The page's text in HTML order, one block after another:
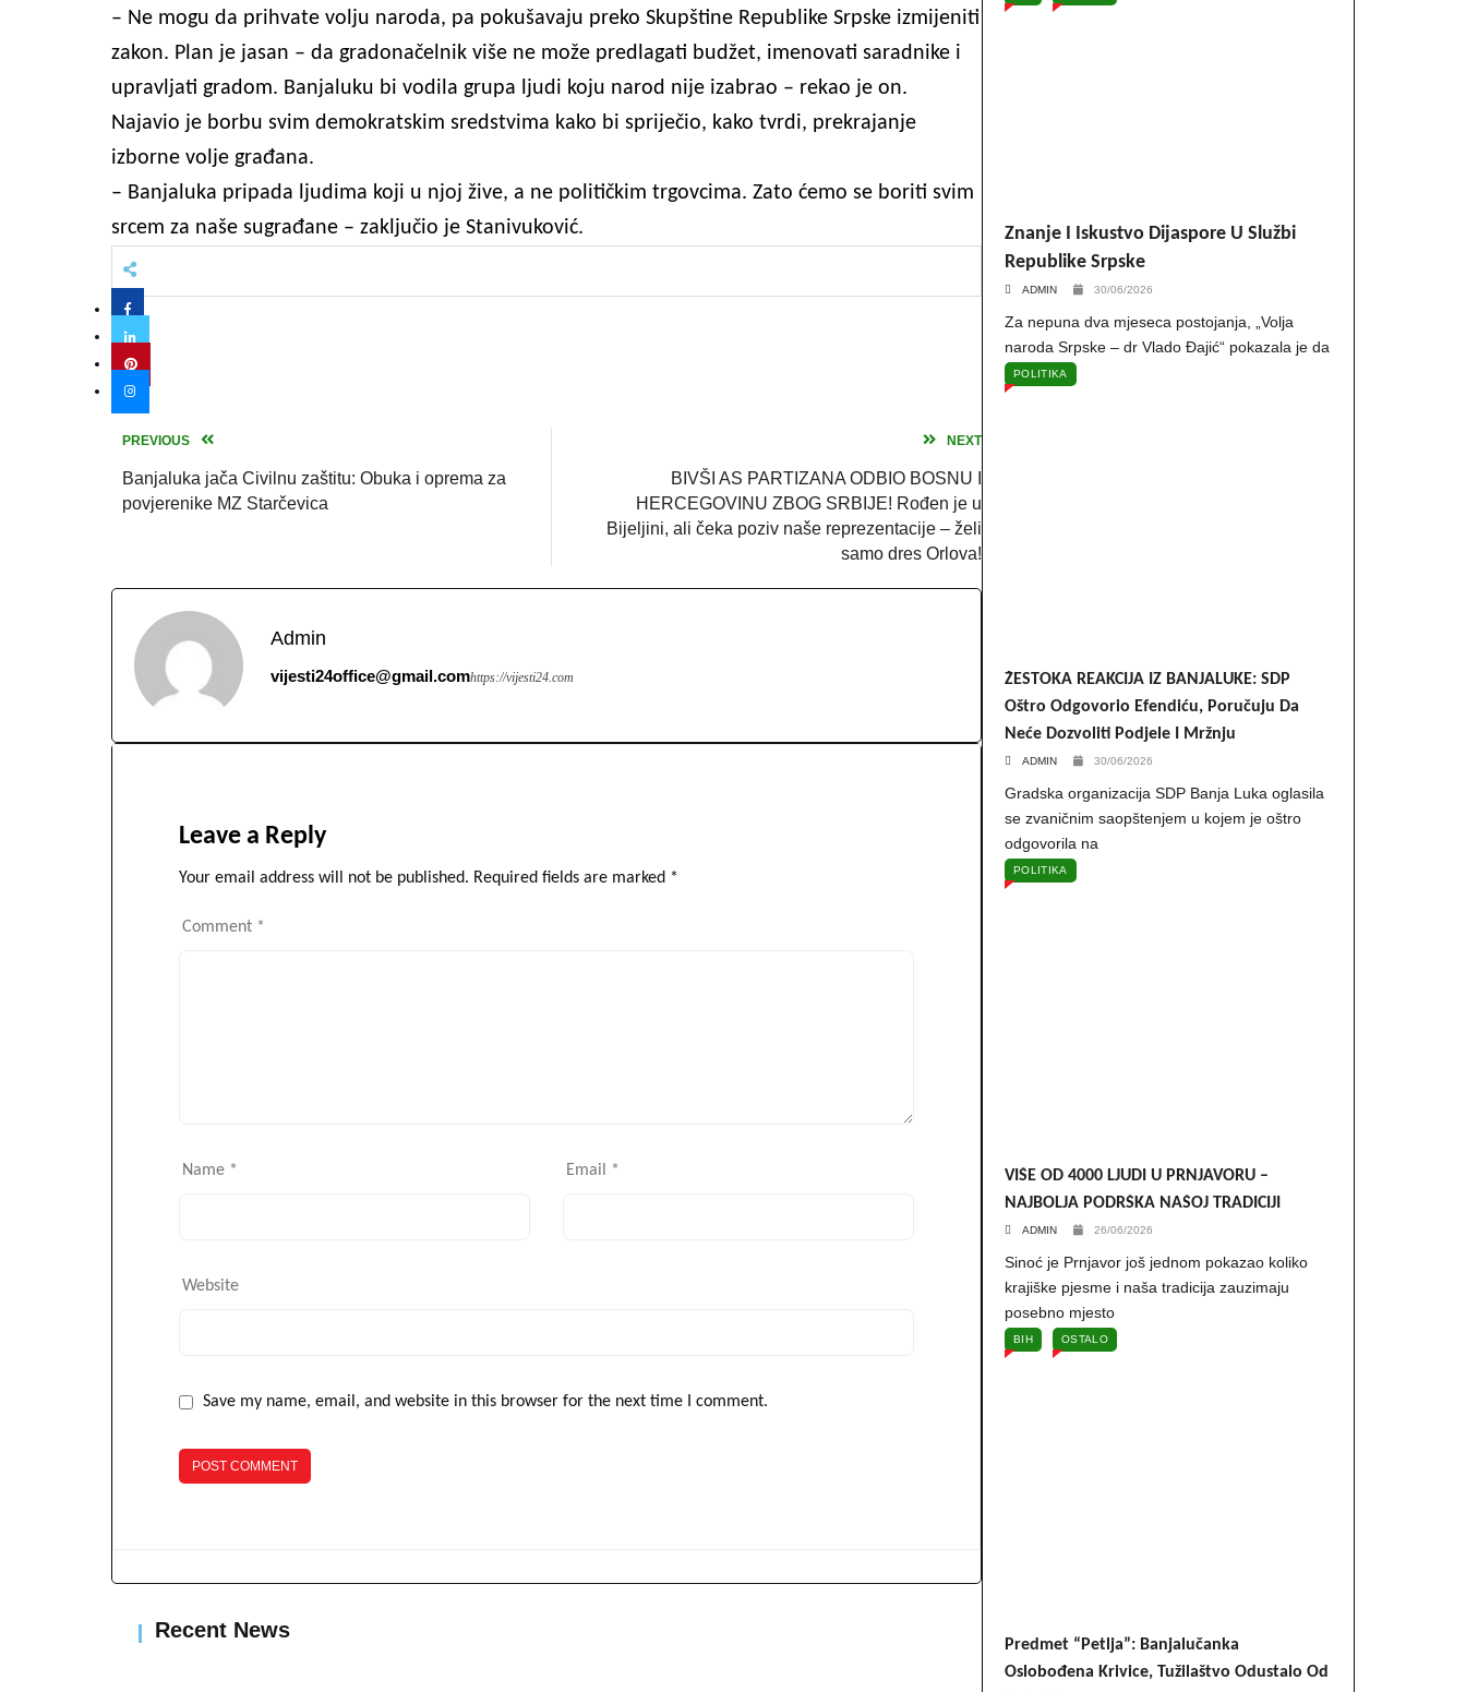
– Ne mogu da prihvate volju naroda, pa pokušavaju preko Skupštine Republike Srpske izmijeniti
zakon. Plan je jasan – da gradonačelnik više ne može predlagati budžet, imenovati saradnike i
upravljati gradom. Banjaluku bi vodila grupa ljudi koju narod nije izabrao – rekao je on.
Najavio je borbu svim demokratskim sredstvima kako bi spriječio, kako tvrdi, prekrajanje
izborne volje građana.
– Banjaluka pripada ljudima koji u njoj žive, a ne političkim trgovcima. Zato ćemo se boriti svim
srcem za naše sugrađane – zaključio je Stanivuković.
PREVIOUS
Banjaluka jača Civilnu zaštitu: Obuka i oprema za
povjerenike MZ Starčevica
NEXT
BIVŠI AS PARTIZANA ODBIO BOSNU I
HERCEGOVINU ZBOG SRBIJE! Rođen je u
Bijeljini, ali čeka poziv naše reprezentacije – želi
samo dres Orlova!
Admin
vijesti24office@gmail.comhttps://vijesti24.com
Leave a Reply
Your email address will not be published. Required fields are marked *
Comment *
Name * Email *
Website
Save my name, email, and website in this browser for the next time I comment.
Recent News
Banjalučanima
Znanje I Iskustvo Dijaspore U Službi
Republike Srpske
ADMIN 30/06/2026
Za nepuna dva mjeseca postojanja, „Volja
naroda Srpske – dr Vlado Đajić“ pokazala je da
POLITIKA
ŽESTOKA REAKCIJA IZ BANJALUKE: SDP
Oštro Odgovorio Efendiću, Poručuju Da
Neće Dozvoliti Podjele I Mržnju
ADMIN 30/06/2026
Gradska organizacija SDP Banja Luka oglasila
se zvaničnim saopštenjem u kojem je oštro
odgovorila na
POLITIKA
VIŠE OD 4000 LJUDI U PRNJAVORU –
NAJBOLJA PODRŠKA NAŠOJ TRADICIJI
ADMIN 26/06/2026
Sinoć je Prnjavor još jednom pokazao koliko
krajiške pjesme i naša tradicija zauzimaju
posebno mjesto
BIH OSTALO
Predmet “Petlja”: Banjalučanka
Oslobođena Krivice, Tužilaštvo Odustalo Od